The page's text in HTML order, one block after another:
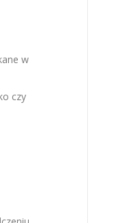
w
czy